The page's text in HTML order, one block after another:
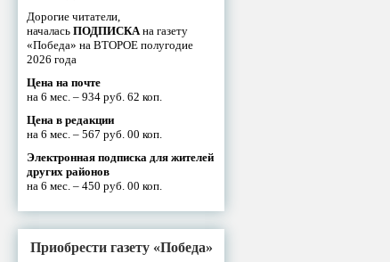
Дорогие читатели,
началась ПОДПИСКА на газету
«Победа» на ВТОРОЕ полугодие
2026 года
Цена на почте
на 6 мес. – 934 руб. 62 коп.
Цена в редакции
на 6 мес. – 567 руб. 00 коп.
Электронная подписка для жителей
других районов
на 6 мес. – 450 руб. 00 коп.
Приобрести газету «Победа»